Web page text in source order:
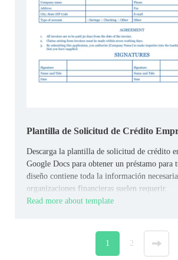
Plantilla de Solicitud de Crédito
Descarga la plantilla de solicitud de crédito
Google Docs para obtener un préstamo para
diseño contiene toda la información
organizaciones financieras suelen requerir.
Read more about template
1 2 »